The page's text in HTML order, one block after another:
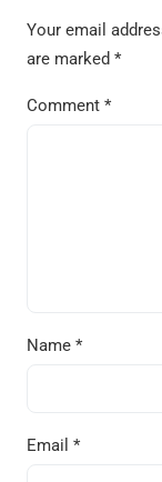
Your email
are marked *
Comment *
Name *
Email *